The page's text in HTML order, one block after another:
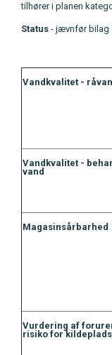
tilhører i planen
Status - jævnfør bilag
Vandkvalitet -
Vandkvalitet -
vand
Vurdering af
risiko for